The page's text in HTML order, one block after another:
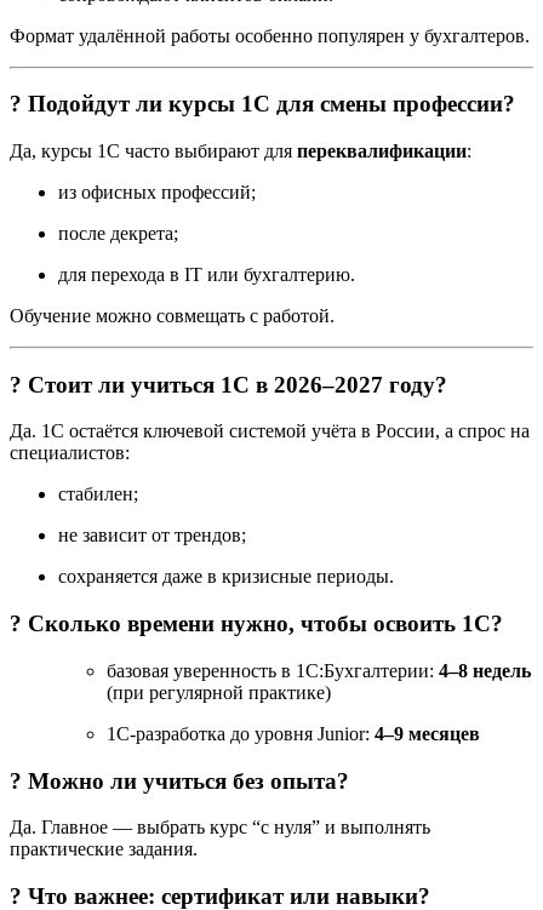
Формат удалённой работы особенно популярен у бухгалтеров.
? Подойдут ли курсы 1С для смены профессии?
Да, курсы 1С часто выбирают для переквалификации:
из офисных профессий;
после декрета;
для перехода в IT или бухгалтерию.
Обучение можно совмещать с работой.
? Стоит ли учиться 1С в 2026–2027 году?
Да. 1С остаётся ключевой системой учёта в России, а спрос на
специалистов:
стабилен;
не зависит от трендов;
сохраняется даже в кризисные периоды.
? Сколько времени нужно, чтобы освоить 1С?
базовая уверенность в 1С:Бухгалтерии: 4–8 недель
(при регулярной практике)
1С-разработка до уровня Junior: 4–9 месяцев
? Можно ли учиться без опыта?
Да. Главное — выбрать курс “с нуля” и выполнять
практические задания.
? Что важнее: сертификат или навыки?